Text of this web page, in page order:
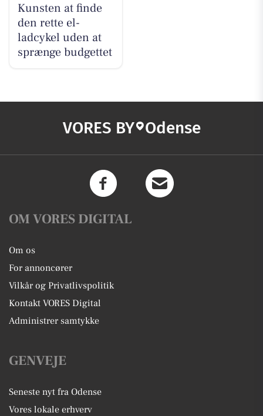
Kunsten at finde
den rette el-
ladcykel uden at
sprænge budgettet
VORES BY Odense
OM VORES DIGITAL
Om os
For annoncører
Vilkår og Privatlivspolitik
Kontakt VORES Digital
Administrer samtykke
GENVEJE
Seneste nyt fra Odense
Vores lokale erhverv